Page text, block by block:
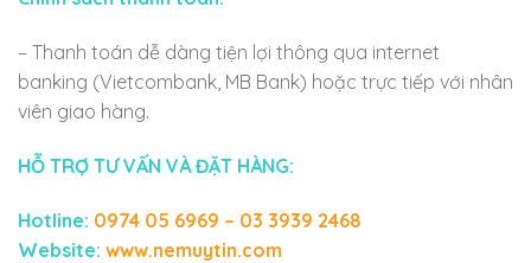
– Thanh toán dễ dàng tiện lợi thông qua internet
banking (Vietcombank, MB Bank) hoặc trực tiếp với nhân
viên giao hàng.
HỖ TRỢ TƯ VẤN VÀ ĐẶT HÀNG:
Hotline: 0974 05 6969 – 03 3939 2468
Website: www.nemuytin.com